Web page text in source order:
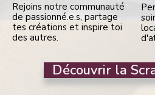
Rejoins notre communauté
de passionné.e.s, partage
tes créations et inspire toi
des autres.
Découvrir la